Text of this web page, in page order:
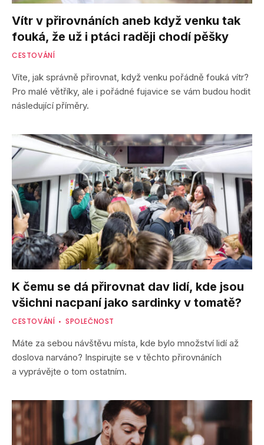
Vítr v přirovnáních aneb když venku tak
fouká, že už i ptáci raději chodí pěšky
CESTOVÁNÍ
Víte, jak správně přirovnat, když venku pořádně fouká vítr?
Pro malé větříky, ale i pořádné fujavice se vám budou hodit
následující příměry.
K čemu se dá přirovnat dav lidí, kde jsou
všichni nacpaní jako sardinky v tomatě?
CESTOVÁNÍ SPOLEČNOST
Máte za sebou návštěvu místa, kde bylo množství lidí až
doslova narváno? Inspirujte se v těchto přirovnáních
a vyprávějte o tom ostatním.